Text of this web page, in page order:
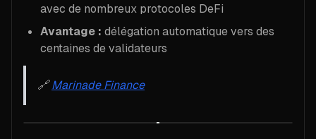
avec de nombreux protocoles DeFi
Avantage : délégation automatique vers des
centaines de validateurs
🔗Marinade Finance